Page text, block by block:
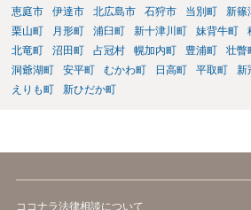
恵庭市
伊達市 北広島市 石狩市 当別町 新篠
栗山町
月形町 浦臼町 新十津川町 妹背牛町
北竜町
沼田町 占冠村 幌加内町 豊浦町 壮瞥
洞爺湖町
安平町 むかわ町 日高町 平取町 新
えりも町
新ひだか町
ココナラ法律相談について